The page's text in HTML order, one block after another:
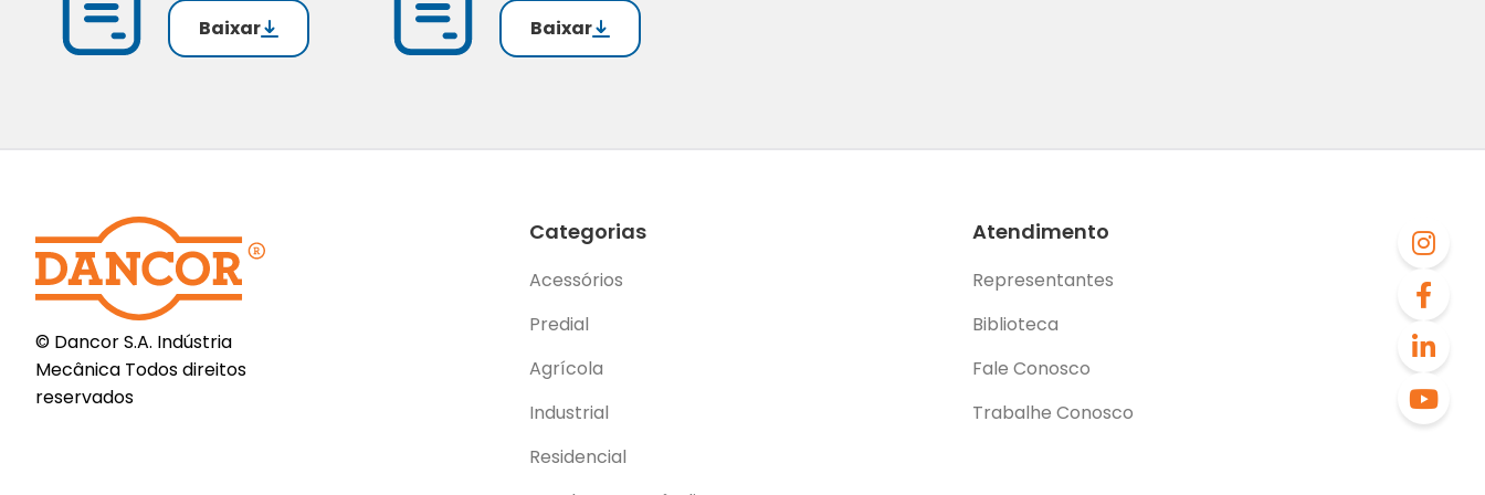
Baixar Baixar
© Dancor S.A. Indústria
Mecânica Todos direitos
reservados
Categorias
Acessórios
Predial
Agrícola
Industrial
Residencial
Atendimento
Representantes
Biblioteca
Fale Conosco
Trabalhe Conosco